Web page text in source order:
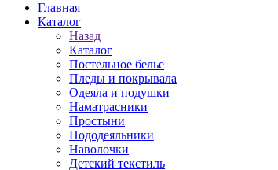
Главная
Каталог
Назад
Каталог
Постельное белье
Пледы и покрывала
Одеяла и подушки
Наматрасники
Простыни
Пододеяльники
Наволочки
Детский текстиль